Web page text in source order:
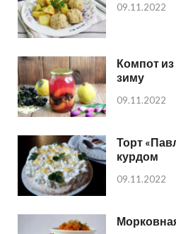
09.11.2022
Компот
зиму
09.11.2022
Торт
курдом
09.11.2022